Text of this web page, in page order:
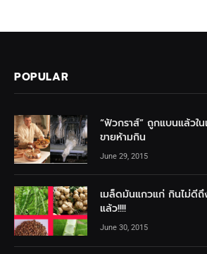
POPULAR
“ฟัวกราส์” ถูกแบนแล้วใ
ขายห้ามกิน
June 29, 2015
เมล็ดมันแกวแก่ กินไม่ดีถึ
แล้ว!!!!
June 30, 2015